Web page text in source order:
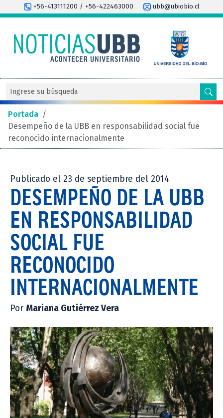
+56-413111200 / +56-422463000 ubb@ubiobio.cl
Portada /
Desempeño de la UBB en responsabilidad social fue
reconocido internacionalmente
Publicado el 23 de septiembre del 2014
DESEMPEÑO DE LA UBB
EN RESPONSABILIDAD
SOCIAL FUE
RECONOCIDO
INTERNACIONALMENTE
Por Mariana Gutiérrez Vera